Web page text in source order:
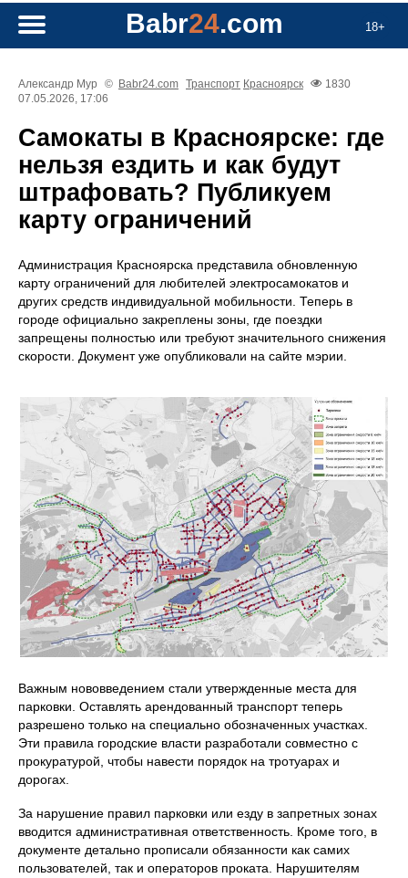
18+
Babr24.com
Александр Мур © Babr24.com Транспорт Красноярск
1830
07.05.2026, 17:06
Самокаты в Красноярске: где
нельзя ездить и как будут
штрафовать? Публикуем
карту ограничений
Администрация Красноярска представила обновленную
карту ограничений для любителей электросамокатов и
других средств индивидуальной мобильности. Теперь в
городе официально закреплены зоны, где поездки
запрещены полностью или требуют значительного снижения
скорости. Документ уже опубликовали на сайте мэрии.
Важным нововведением стали утвержденные места для
парковки. Оставлять арендованный транспорт теперь
разрешено только на специально обозначенных участках.
Эти правила городские власти разработали совместно с
прокуратурой, чтобы навести порядок на тротуарах и
дорогах.
За нарушение правил парковки или езду в запретных зонах
вводится административная ответственность. Кроме того, в
документе детально прописали обязанности как самих
пользователей, так и операторов проката. Нарушителям